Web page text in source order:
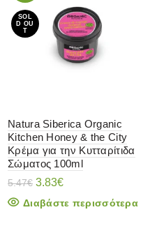
SOL
D OU
T
Natura Siberica Organic
Kitchen Honey & the City
Κρέμα για την Κυτταρίτιδα
Σώματος 100ml
5.47€ Original
was:
3.83€Η
τιμή
Διαβάστε περισσότερα